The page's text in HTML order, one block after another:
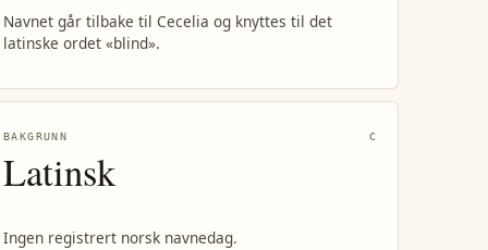
Navnet går tilbake til Cecelia og knyttes til det
latinske ordet «blind».
BAKGRUNN C
Latinsk
Ingen registrert norsk navnedag.